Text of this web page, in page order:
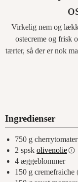
Virkelig nem og
ostecreme og frisk
tærter, så der er nok
Ingredienser
750 g cherrytomater
2 spsk olivenolie
4 æggeblommer
150 g cremefraiche